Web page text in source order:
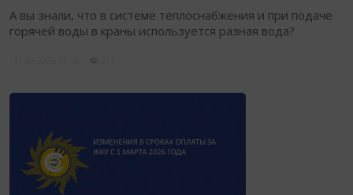
​А вы знали, что в системе теплоснабжения и при подаче
горячей воды в краны используется разная вода?